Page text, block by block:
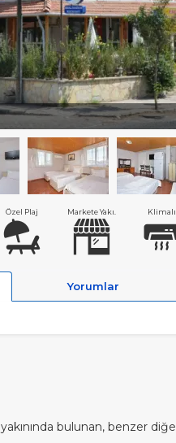
Özel Plaj Markete Yakı. Klimalı
Yorumlar
yakınında bulunan, benzer